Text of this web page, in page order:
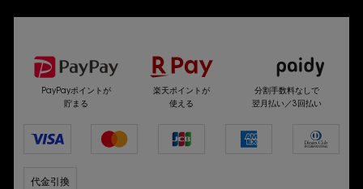
PayPayポイントが
貯まる
楽天ポイントが
使える
分割手数料なしで
翌月払い／3回払い
代金引換